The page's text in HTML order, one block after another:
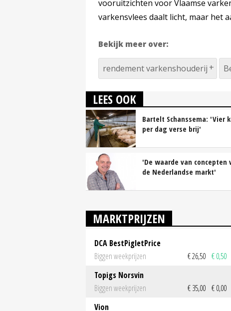
vooruitzichten voor Vlaamse
varkensvlees daalt licht, maar het
Bekijk meer over:
rendement varkenshouderij
LEES OOK
Bartelt Schanssema: 'Vier
per dag verse brij'
'De waarde van concepten
de Nederlandse markt'
MARKTPRIJZEN
DCA BestPigletPrice
Biggen weekprijzen
€ 26,50 € 0,50
Topigs Norsvin
Biggen weekprijzen
€ 35,00 € 0,00
Vion